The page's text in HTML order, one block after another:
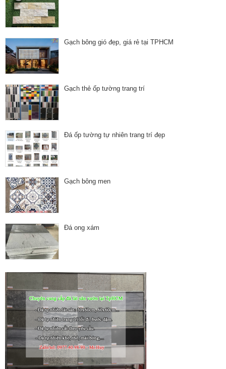
Gạch bông gió đẹp, giá rẻ tại TPHCM
Gạch thẻ ốp tường trang trí
Đá ốp tường tự nhiên trang trí đẹp
Gạch bông men
Đá ong xám